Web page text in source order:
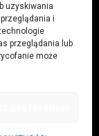
uzyskiwania
i
przeglądania lub
może